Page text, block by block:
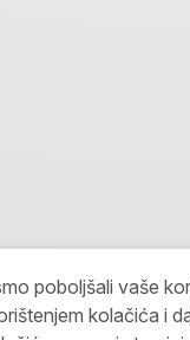
poboljšali vaše
kolačića i